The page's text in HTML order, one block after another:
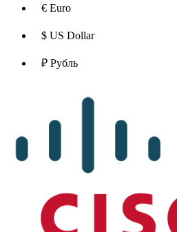
€ Euro
$ US Dollar
₽ Рубль